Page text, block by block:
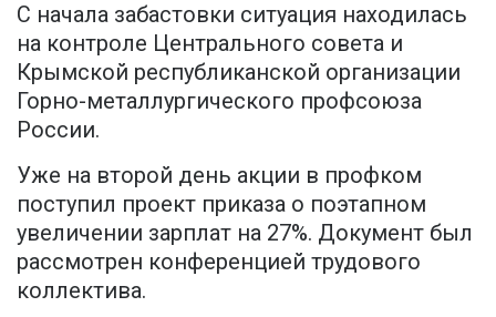
С начала забастовки ситуация находилась
на контроле Центрального совета и
Крымской республиканской организации
Горно-металлургического профсоюза
России.
Уже на второй день акции в профком
поступил проект приказа о поэтапном
увеличении зарплат на 27%. Документ был
рассмотрен конференцией трудового
коллектива.